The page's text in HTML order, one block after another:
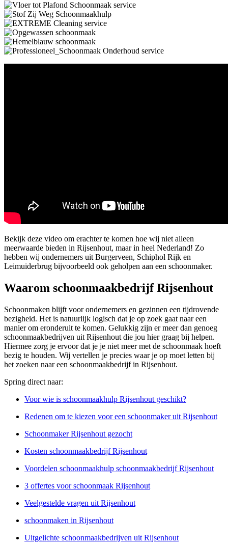
Bekijk deze video om erachter te komen hoe wij niet alleen
meerwaarde bieden in Rijsenhout, maar in heel Nederland! Zo
hebben wij ondernemers uit Burgerveen, Schiphol Rijk en
Leimuiderbrug bijvoorbeeld ook geholpen aan een schoonmaker.
Waarom schoonmaakbedrijf Rijsenhout
Schoonmaken blijft voor ondernemers en gezinnen een tijdrovende
bezigheid. Het is natuurlijk logisch dat je op zoek gaat naar een
manier om eronderuit te komen. Gelukkig zijn er meer dan genoeg
schoonmaakbedrijven uit Rijsenhout die jou hier graag bij helpen.
Hiermee zorg je ervoor dat je je niet meer met de schoonmaak hoeft
bezig te houden. Wij vertellen je precies waar je op moet letten bij
het zoeken naar een schoonmaakbedrijf in Rijsenhout.
Spring direct naar:
Voor wie is schoonmaakhulp Rijsenhout geschikt?
Redenen om te kiezen voor een schoonmaker uit Rijsenhout
Schoonmaker Rijsenhout gezocht
Kosten schoonmaakbedrijf Rijsenhout
Voordelen schoonmaakhulp schoonmaakbedrijf Rijsenhout
3 offertes voor schoonmaak Rijsenhout
Veelgestelde vragen uit Rijsenhout
schoonmaken in Rijsenhout
Uitgelichte schoonmaakbedrijven uit Rijsenhout